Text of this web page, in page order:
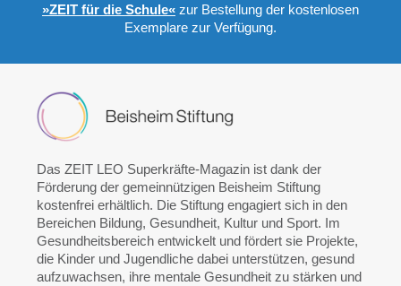
»ZEIT für die Schule« zur Bestellung der kostenlosen
Exemplare zur Verfügung.
Das ZEIT LEO Superkräfte-Magazin ist dank der
Förderung der gemeinnützigen Beisheim Stiftung
kostenfrei erhältlich. Die Stiftung engagiert sich in den
Bereichen Bildung, Gesundheit, Kultur und Sport. Im
Gesundheitsbereich entwickelt und fördert sie Projekte,
die Kinder und Jugendliche dabei unterstützen, gesund
aufzuwachsen, ihre mentale Gesundheit zu stärken und